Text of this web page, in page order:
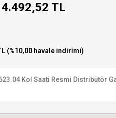
4.492,52 TL
(%10,00 havale indirimi)
Kol Saati Resmi Distribütör